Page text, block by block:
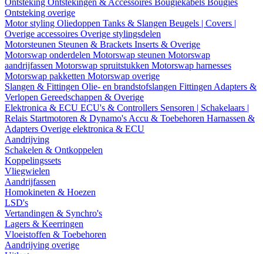
Ontsteking Ontstekingen & Accessoires Bougiekabels Bougies
Ontsteking overige
Motor styling Oliedoppen Tanks & Slangen Beugels | Covers |
Overige accessoires Overige stylingsdelen
Motorsteunen Steunen & Brackets Inserts & Overige
Motorswap onderdelen Motorswap steunen Motorswap
aandrijfassen Motorswap spruitstukken Motorswap harnesses
Motorswap pakketten Motorswap overige
Slangen & Fittingen Olie- en brandstofslangen Fittingen Adapters &
Verlopen Gereedschappen & Overige
Elektronica & ECU ECU's & Controllers Sensoren | Schakelaars |
Relais Startmotoren & Dynamo's Accu & Toebehoren Harnassen &
Adapters Overige elektronica & ECU
Aandrijving
Schakelen & Ontkoppelen
Koppelingssets
Vliegwielen
Aandrijfassen
Homokineten & Hoezen
LSD's
Vertandingen & Synchro's
Lagers & Keerringen
Vloeistoffen & Toebehoren
Aandrijving overige